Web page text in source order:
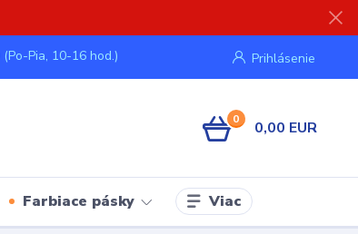
Prihlásenie
(Po-Pia, 10-16 hod.)
0 0,00 EUR
Farbiace pásky Viac